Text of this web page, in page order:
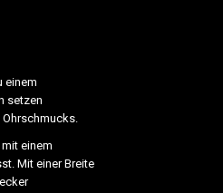
einem
setzen
einem
Mit einer Breite